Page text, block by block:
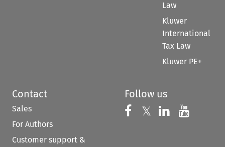
Law
Kluwer
International
Tax Law
Kluwer PE+
Contact
Sales
For Authors
Customer support &
Follow us
Follow us on
𝕏 Follow us on
Follow us